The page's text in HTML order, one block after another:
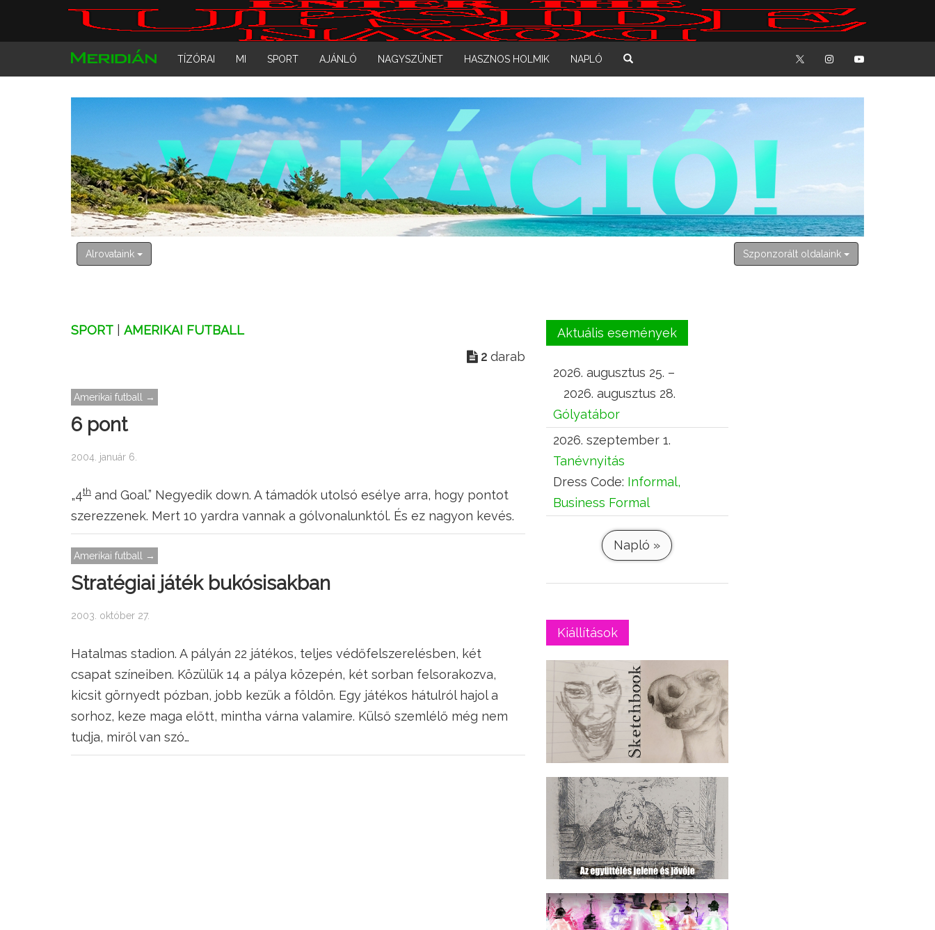
2026. augusztus 8. szombat
László
TÍZÓRAI MI SPORT AJÁNLÓ NAGYSZÜNET HASZNOS HOLMIK NAPLÓ
Alrovataink Szponzorált oldalaink
SPORT
AMERIKAI FUTBALL
2darab
Amerikai futball →
6 pont
2004. január 6.
„4th and Goal.” Negyedik down. A támadók utolsó esélye arra, hogy pontot
szerezzenek. Mert 10 yardra vannak a gólvonalunktól. És ez nagyon kevés.
Amerikai futball →
Stratégiai játék bukósisakban
2003. október 27.
Hatalmas stadion. A pályán 22 játékos, teljes védőfelszerelésben, két
csapat színeiben. Közülük 14 a pálya közepén, két sorban felsorakozva,
kicsit görnyedt pózban, jobb kezük a földön. Egy játékos hátulról hajol a
sorhoz, keze maga előtt, mintha várna valamire. Külső szemlélő még nem
tudja, miről van szó…
Aktuális események
2026. augusztus 25. –
2026. augusztus 28.
Gólyatábor
2026. szeptember 1.
Tanévnyitás
Dress Code: Informal,
Business Formal
Napló »
Kiállítások